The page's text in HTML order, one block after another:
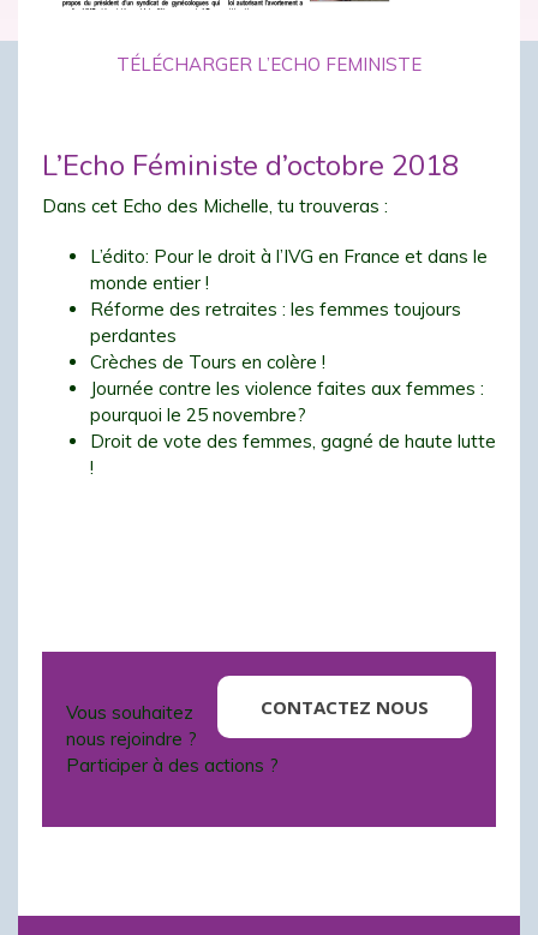
TÉLÉCHARGER L’ECHO FEMINISTE
L’Echo Féministe d’octobre 2018
Dans cet Echo des Michelle, tu trouveras :
L’édito: Pour le droit à l’IVG en France et dans le
monde entier !
Réforme des retraites : les femmes toujours
perdantes
Crèches de Tours en colère !
Journée contre les violence faites aux femmes :
pourquoi le 25 novembre?
Droit de vote des femmes, gagné de haute lutte
!
CONTACTEZ NOUS
Vous souhaitez
nous rejoindre ?
Participer à des actions ?